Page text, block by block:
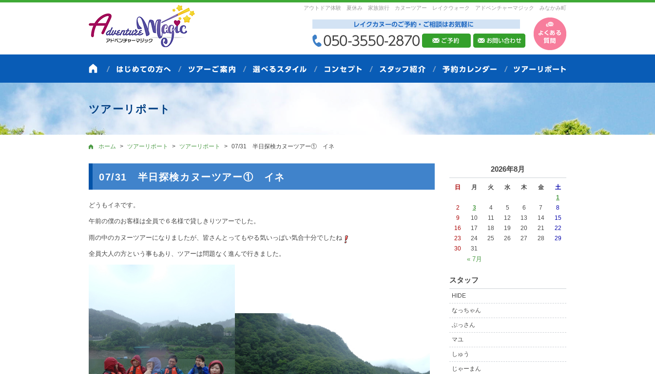
アウトドア体験 夏休み 家族旅行 カヌーツアー レイクウォーク アドベンチャーマジック みなかみ町
ツアーリポート
ホーム ツアーリポート ツアーリポート 07/31 半日探検カヌーツアー① イネ
07/31 半日探検カヌーツアー① イネ
どうもイネです。
午前の僕のお客様は全員で６名様で貸しきりツアーでした。
雨の中のカヌーツアーになりましたが、皆さんとってもやる気いっぱい気合十分でしたね
全員大人の方という事もあり、ツアーは問題なく進んで行きました。
2026年8月
日 月 火 水 木 金 土
« 7月
1
2
3 4 5 6 7
8
9
10 11 12 13 14
15
16
17 18 19 20 21
22
23
24 25 26 27 28
29
30
31
スタッフ
HIDE
なっちゃん
ぶっさん
マユ
しゅう
じゃーまん